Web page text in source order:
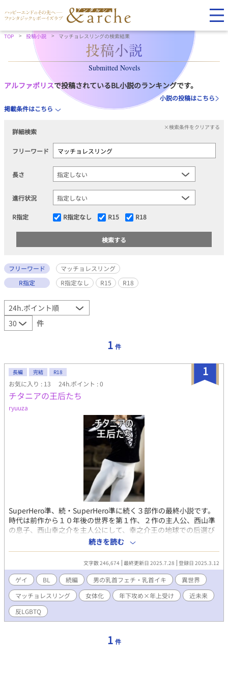
TOP 投稿小説 マッチョレスリングの検索結果
Submitted Novels
アルファポリスで投稿されているBL小説のランキングです。
小説の投稿はこちら
掲載条件はこちら
詳細検索
×検索条件をクリアする
フリーワード
長さ
進行状況
R指定 R指定なし R15 R18
フリーワード
マッチョレスリング
R指定
R指定なし R15 R18
件
1 件
1
長編 完結 R18
お気に入り : 13 24h.ポイント : 0
チタニアの王后たち
ryuuza
SuperHero準、続・SuperHero準に続く３部作の最終小説です。
時代は前作から１０年後の世界を第１作、２作の主人公、西山準
の息子、西山幸之介を主人公にして、幸之介王の地球での后選び
と選ばれた王后たちを中心としたチタニア王国での様々な出来事
（結婚、女体化、出産、世継ぎ争い、易姓革命等）をBLポルノ小
説として書き下ろしています。性描写が出てくるので18禁です。
基本、ゲイ向け小説ですが、女性の読者も大歓迎です。前作同
様、一般的なBL小説にはない世界を、ぜひお楽しみください(__)
なお、前回同様、性描写にスカトロ、フィストは控えました。
続きを読む
文字数 246,674 最終更新日 2025.7.28 登録日 2025.3.12
ゲイ BL 続編 男の乳首フェチ・乳首イキ
異世界
マッチョレスリング
女体化 年下攻め×年上受け
近未来
反LGBTQ
1 件